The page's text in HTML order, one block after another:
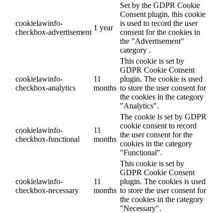
cookielawinfo-
checkbox-advertisement
1 year
Set by the GDPR Cookie
Consent plugin, this cookie
is used to record the user
consent for the cookies in
the "Advertisement"
category .
cookielawinfo-
checkbox-analytics
11
months
This cookie is set by
GDPR Cookie Consent
plugin. The cookie is used
to store the user consent for
the cookies in the category
"Analytics".
cookielawinfo-
checkbox-functional
11
months
The cookie is set by GDPR
cookie consent to record
the user consent for the
cookies in the category
"Functional".
cookielawinfo-
checkbox-necessary
11
months
This cookie is set by
GDPR Cookie Consent
plugin. The cookies is used
to store the user consent for
the cookies in the category
"Necessary".